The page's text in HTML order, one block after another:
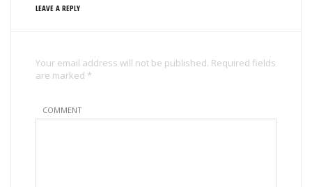
LEAVE A REPLY
Your email address will not be published. Required fields
are marked *
COMMENT